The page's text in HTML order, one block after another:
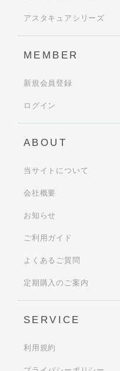
アスタキュアシリーズ
MEMBER
新規会員登録
ログイン
ABOUT
当サイトについて
会社概要
お知らせ
ご利用ガイド
よくあるご質問
定期購入のご案内
SERVICE
利用規約